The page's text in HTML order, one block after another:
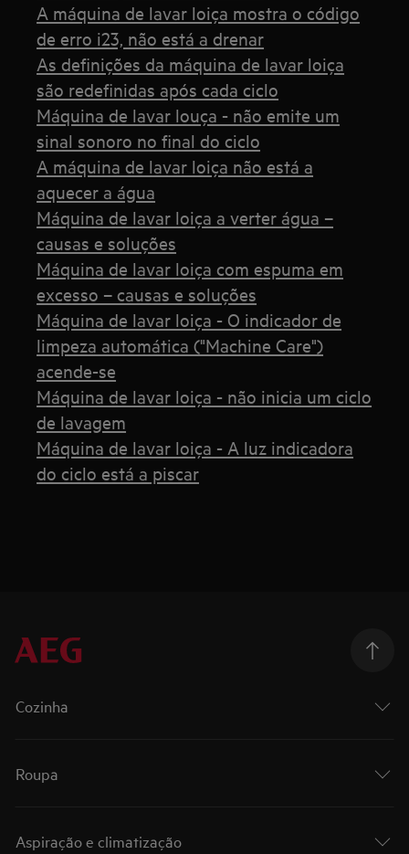
A máquina de lavar loiça mostra o código
de erro i23, não está a drenar
As definições da máquina de lavar loiça
são redefinidas após cada ciclo
Máquina de lavar louça - não emite um
sinal sonoro no final do ciclo
A máquina de lavar loiça não está a
aquecer a água
Máquina de lavar loiça a verter água –
causas e soluções
Máquina de lavar loiça com espuma em
excesso – causas e soluções
Máquina de lavar loiça - O indicador de
limpeza automática ("Machine Care")
acende-se
Máquina de lavar loiça - não inicia um ciclo
de lavagem
Máquina de lavar loiça - A luz indicadora
do ciclo está a piscar
Cozinha
Roupa
Aspiração e climatização